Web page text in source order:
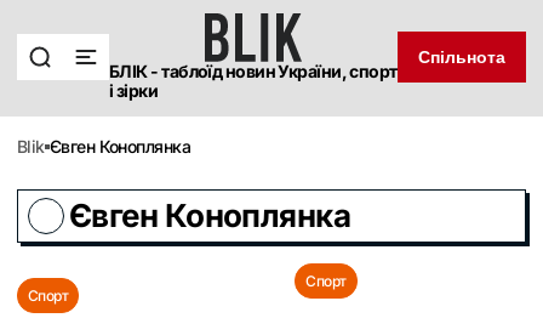
БЛІК - таблоїд новин України, спорт
і зірки
Спільнота
blik Євген Коноплянка
Євген Коноплянка
Спорт
Спорт